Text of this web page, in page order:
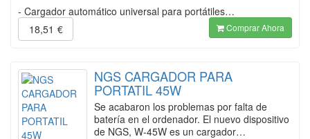
- Cargador automático universal para portátiles…
18,51 € Comprar Ahora
NGS CARGADOR PARA
PORTATIL 45W
Se acabaron los problemas por falta de
batería en el ordenador. El nuevo dispositivo
de NGS, W-45W es un cargador…